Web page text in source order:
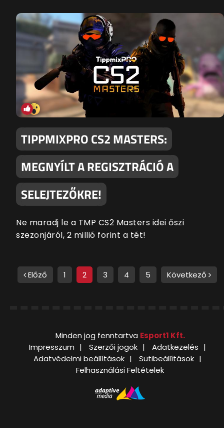
TIPPMIXPRO CS2 MASTERS:
MEGNYÍLT A REGISZTRÁCIÓ A
SELEJTEZŐKRE!
Ne maradj le a TMP CS2 Masters idei őszi
szezonjáról, 2 millió forint a tét!
Előző 1 2 3 4 5 Következő
Minden jog fenntartva Esport1 Kft.
Impresszum
Szerzői jogok
Adatkezelés
Adatvédelmi beállítások
Sütibeállítások
Felhasználási Feltételek